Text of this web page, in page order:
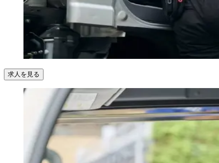
求人を見る